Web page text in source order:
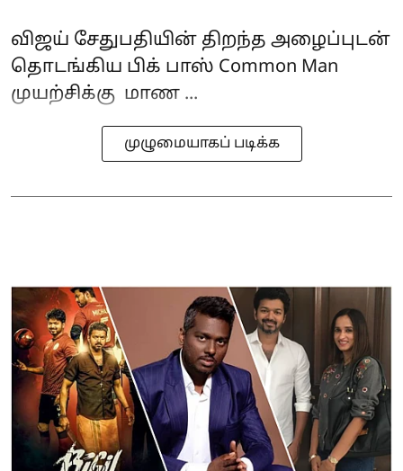
விஜய் சேதுபதியின் திறந்த அழைப்புடன்
தொடங்கிய பிக் பாஸ் Common Man
முயற்சிக்கு மாண ...
முழுமையாகப் படிக்க